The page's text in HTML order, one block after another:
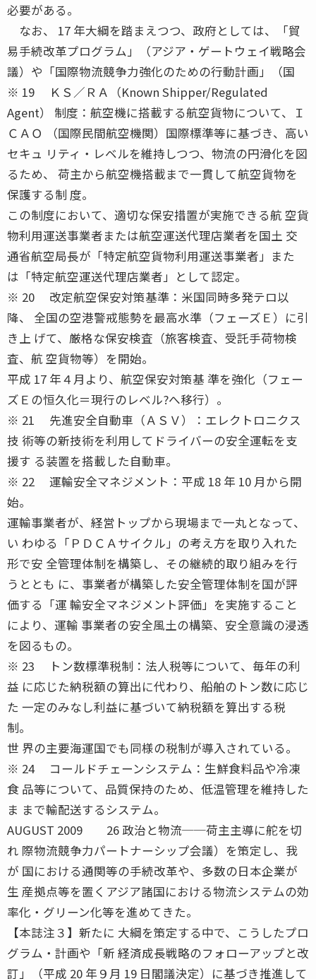
必要がある。
なお、 17 年大綱を踏まえつつ、政府としては、「貿
易手続改革プログラム」（アジア・ゲートウェイ戦略会
議）や「国際物流競争力強化のための行動計画」（国
※ 19 ＫＳ／ＲＡ（Known Shipper/Regulated
Agent） 制度：航空機に搭載する航空貨物について、Ｉ
ＣＡＯ （国際民間航空機関）国際標準等に基づき、高い
セキュ リティ・レベルを維持しつつ、物流の円滑化を図
るため、 荷主から航空機搭載まで一貫して航空貨物を
保護する制 度。
この制度において、適切な保安措置が実施できる航 空貨
物利用運送事業者または航空運送代理店業者を国土 交
通省航空局長が「特定航空貨物利用運送事業者」また
は「特定航空運送代理店業者」として認定。
※ 20 改定航空保安対策基準：米国同時多発テロ以
降、 全国の空港警戒態勢を最高水準（フェーズＥ）に引
き上 げて、厳格な保安検査（旅客検査、受託手荷物検
査、航 空貨物等）を開始。
平成 17 年４月より、航空保安対策基 準を強化（フェー
ズＥの恒久化＝現行のレベル?へ移行）。
※ 21 先進安全自動車（ＡＳＶ）：エレクトロニクス
技 術等の新技術を利用してドライバーの安全運転を支
援す る装置を搭載した自動車。
※ 22 運輸安全マネジメント：平成 18 年 10 月から開
始。
運輸事業者が、経営トップから現場まで一丸となって、
い わゆる「ＰＤＣＡサイクル」の考え方を取り入れた
形で安 全管理体制を構築し、その継続的取り組みを行
うととも に、事業者が構築した安全管理体制を国が評
価する「運 輸安全マネジメント評価」を実施すること
により、運輸 事業者の安全風土の構築、安全意識の浸透
を図るもの。
※ 23 トン数標準税制：法人税等について、毎年の利
益 に応じた納税額の算出に代わり、船舶のトン数に応じ
た 一定のみなし利益に基づいて納税額を算出する税
制。
世 界の主要海運国でも同様の税制が導入されている。
※ 24 コールドチェーンシステム：生鮮食料品や冷凍
食 品等について、品質保持のため、低温管理を維持した
ま まで輸配送するシステム。
AUGUST 2009 26 政治と物流──荷主主導に舵を切
れ 際物流競争力パートナーシップ会議）を策定し、我
が 国における通関等の手続改革や、多数の日本企業が
生 産拠点等を置くアジア諸国における物流システムの効
率化・グリーン化等を進めてきた。
【本誌注３】新たに 大綱を策定する中で、こうしたプロ
グラム・計画や「新 経済成長戦略のフォローアップと改
訂」（平成 20 年９月 19 日閣議決定）に基づき推進して